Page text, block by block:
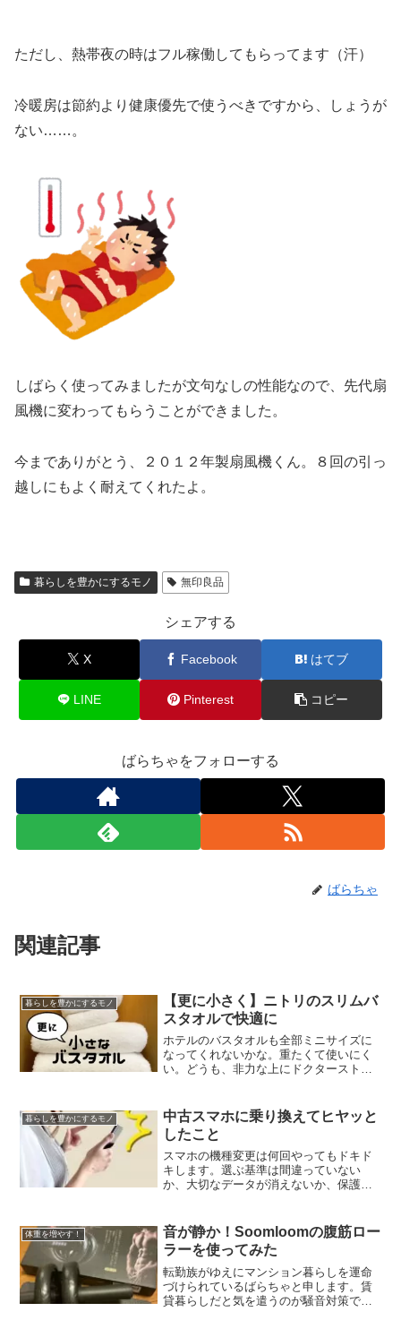
ただし、熱帯夜の時はフル稼働してもらってます（汗）
冷暖房は節約より健康優先で使うべきですから、しょうが
ない……。
しばらく使ってみましたが文句なしの性能なので、先代扇
風機に変わってもらうことができました。
今までありがとう、２０１２年製扇風機くん。８回の引っ
越しにもよく耐えてくれたよ。
暮らしを豊かにするモノ 無印良品
シェアする
X Facebook はてブ
LINE Pinterest コピー
ばらちゃをフォローする
ばらちゃ
関連記事
暮らしを豊かにするモノ
【更に小さく】ニトリのスリムバ
スタオルで快適に
ホテルのバスタオルも全部ミニサイズに
なってくれないかな。重たくて使いにく
い。どうも、非力な上にドクターストッ
なので当然守れず、１４kgの息子を運ぶ
日々が続いています。本...
暮らしを豊かにするモノ
中古スマホに乗り換えてヒヤッと
したこと
スマホの機種変更は何回やってもドキド
キします。選ぶ基準は間違っていない
か、大切なデータが消えないか、保護フ
て前回の記事が役に立ったので、今回も
記録しておきます。スマホ買...
体重を増やす！
音が静か！Soomloomの腹筋ロー
ラーを使ってみた
転勤族がゆえにマンション暮らしを運命
づけられているばらちゃと申します。賃
貸暮らしだと気を遣うのが騒音対策で